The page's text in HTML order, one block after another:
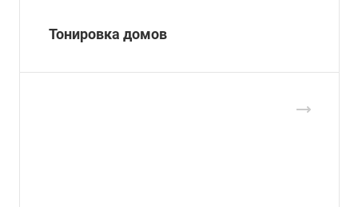
Тонировка домов